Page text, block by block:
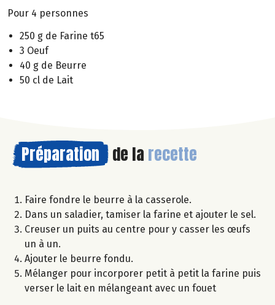
Pour 4 personnes
250 g de Farine t65
3 Oeuf
40 g de Beurre
50 cl de Lait
Préparation de la recette
Faire fondre le beurre à la casserole.
Dans un saladier, tamiser la farine et ajouter le sel.
Creuser un puits au centre pour y casser les œufs
un à un.
Ajouter le beurre fondu.
Mélanger pour incorporer petit à petit la farine puis
verser le lait en mélangeant avec un fouet